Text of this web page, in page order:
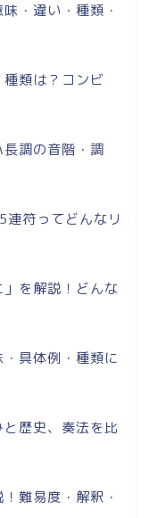
・違い・種類・
類は？コンビ
調の音階・調
符ってどんなリ
を解説！どんな
具体例・種類に
歴史、奏法を比
難易度・解釈・